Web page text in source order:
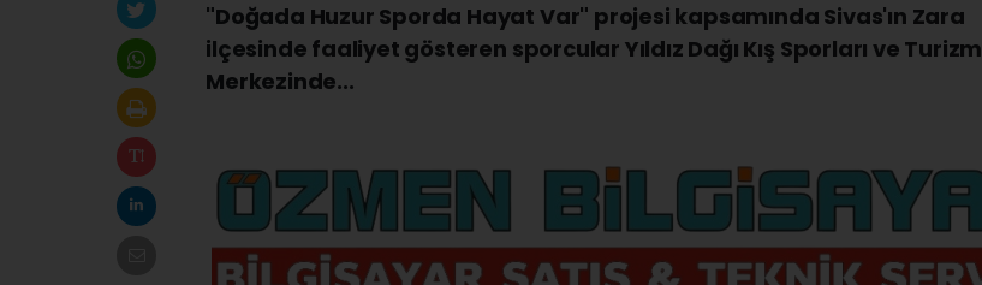
"Doğada Huzur Sporda Hayat Var" projesi kapsamında Sivas'ın Zara
ilçesinde faaliyet gösteren sporcular Yıldız Dağı Kış Sporları ve Turizm
Merkezinde...